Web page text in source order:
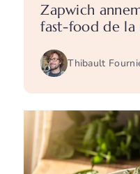
Zapwich
fast-food de la
Thibault